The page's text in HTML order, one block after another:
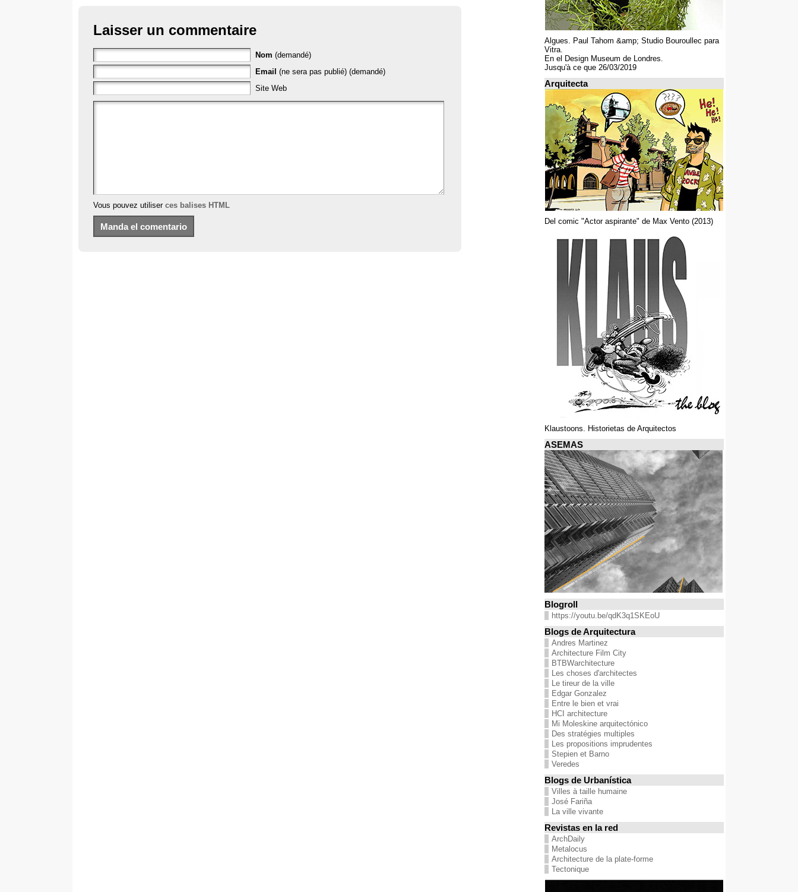
Laisser un commentaire
Nom (demandé)
Email (ne sera pas publié) (demandé)
Site Web
Vous pouvez utiliser ces balises HTML
Algues. Paul Tahom &amp; Studio Bouroullec para
Vitra.
En el Design Museum de Londres.
Jusqu'à ce que 26/03/2019
Arquitecta
Del comic "Actor aspirante" de Max Vento (2013)
Klaustoons. Historietas de Arquitectos
ASEMAS
Blogroll
https://youtu.be/qdK3q1SKEoU
Blogs de Arquitectura
Andres Martinez
Architecture Film City
BTBWarchitecture
Les choses d'architectes
Le tireur de la ville
Edgar Gonzalez
Entre le bien et vrai
HCI architecture
Mi Moleskine arquitectónico
Des stratégies multiples
Les propositions imprudentes
Stepien et Barno
Veredes
Blogs de Urbanística
Villes à taille humaine
José Fariña
La ville vivante
Revistas en la red
ArchDaily
Metalocus
Architecture de la plate-forme
Tectonique